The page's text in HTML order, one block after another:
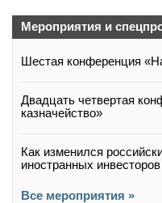
Мероприятия и
Шестая конференция
Двадцать четвертая
казначейство»
Как изменился
иностранных инвесторов
Все мероприятия »